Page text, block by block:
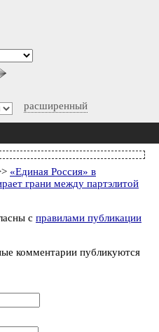
расширенный
«Единая Россия» в
грани между партэлитой
с правилами публикации
комментарии публикуются